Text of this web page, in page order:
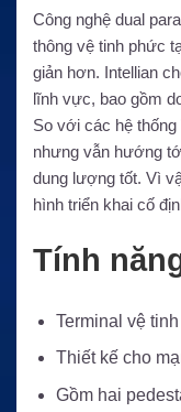
Công nghệ dual
thông vệ tinh phức
giản hơn. Intellian
lĩnh vực, bao gồm
So với các hệ
nhưng vẫn hướng
dung lượng tốt. Vì
hình triển khai cố
Tính
Terminal vệ tinh
Thiết kế cho
Gồm hai